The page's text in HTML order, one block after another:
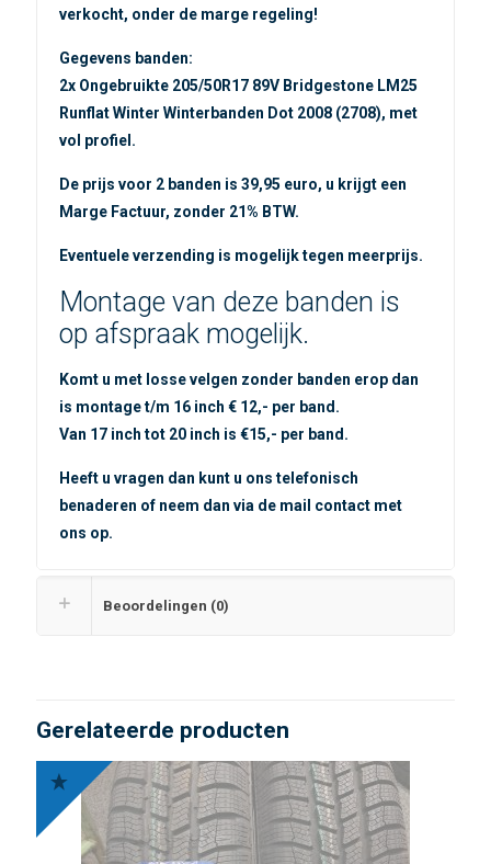
verkocht, onder de marge regeling!
Gegevens banden:
2x Ongebruikte 205/50R17 89V Bridgestone LM25
Runflat Winter Winterbanden Dot 2008 (2708), met
vol profiel.
De prijs voor 2 banden is 39,95 euro, u krijgt een
Marge Factuur, zonder 21% BTW.
Eventuele verzending is mogelijk tegen meerprijs.
Montage van deze banden is
op afspraak mogelijk.
Komt u met losse velgen zonder banden erop dan
is montage t/m 16 inch € 12,- per band.
Van 17 inch tot 20 inch is €15,- per band.
Heeft u vragen dan kunt u ons telefonisch
benaderen of neem dan via de mail contact met
ons op.
Beoordelingen (0)
Gerelateerde producten